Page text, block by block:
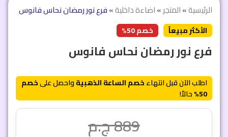
الرئيسية»المتجر»اضاءة داخلية»فرع نور رمضان نحاس فانوس
الأكثر مبيعاً خصم 50%
فرع نور رمضان نحاس فانوس
اطلب الآن قبل انتهاءخصم الساعة الذهبيةواحصل علىخصم
50% حالاً!
889ج.م